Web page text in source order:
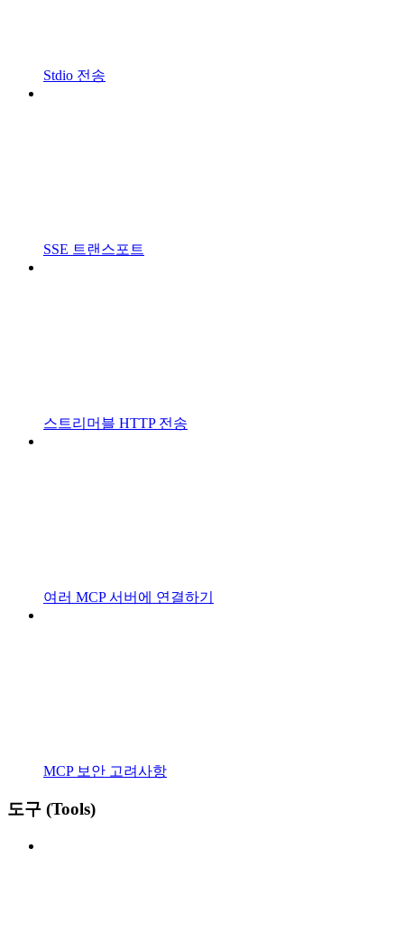
Stdio 전송
SSE 트랜스포트
스트리머블 HTTP 전송
여러 MCP 서버에 연결하기
MCP 보안 고려사항
도구 (Tools)